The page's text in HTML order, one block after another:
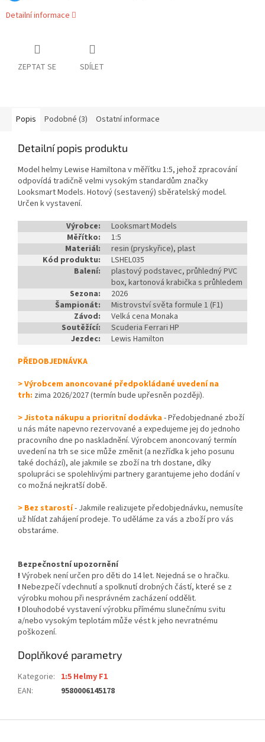
Detailní informace
ZEPTAT SE SDÍLET
Popis Podobné (3) Ostatní informace
Detailní popis produktu
Model helmy Lewise Hamiltona v měřítku 1:5, jehož zpracování
odpovídá tradičně velmi vysokým standardům značky
Looksmart Models. Hotový (sestavený) sběratelský model.
Určen k vystavení.
Výrobce:
Looksmart Models
Měřítko:
1:5
Materiál:
resin (pryskyřice), plast
Kód produktu:
LSHEL035
Balení:
plastový podstavec, průhledný PVC
box, kartonová krabička s průhledem
Sezona:
2026
Šampionát:
Mistrovství světa formule 1 (F1)
Závod:
Velká cena Monaka
Soutěžící:
Scuderia Ferrari HP
Jezdec:
Lewis Hamilton
PŘEDOBJEDNÁVKA
> Výrobcem anoncované předpokládané uvedení na
trh: zima 2026/2027 (termín bude upřesněn později).
> Jistota nákupu a prioritní dodávka- Předobjednané zboží
u nás máte napevno rezervované a expedujeme jej do jednoho
pracovního dne po naskladnění. Výrobcem anoncovaný termín
uvedení na trh se sice může změnit (a nezřídka k jeho posunu
také dochází), ale jakmile se zboží na trh dostane, díky
spolupráci se spolehlivými partnery garantujeme jeho dodání v
co možná nejkratší době.
> Bez starostí- Jakmile realizujete předobjednávku, nemusíte
už hlídat zahájení prodeje. To uděláme za vás a zboží pro vás
obstaráme.
Bezpečnostní upozornění
! Výrobek není určen pro děti do 14 let. Nejedná se o hračku.
! Nebezpečí vdechnutí a spolknutí drobných částí, které se z
výrobku mohou při nesprávném zacházení oddělit.
! Dlouhodobé vystavení výrobku přímému slunečnímu svitu
a/nebo vysokým teplotám může vést k jeho nevratnému
poškození.
Doplňkové parametry
Kategorie: 1:5 Helmy F1
EAN: 9580006145178